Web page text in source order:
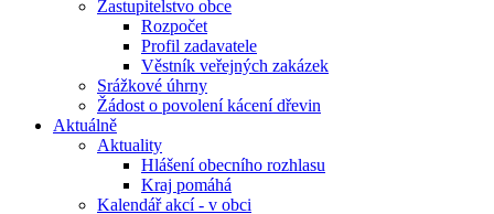
Zastupitelstvo obce
Rozpočet
Profil zadavatele
Věstník veřejných zakázek
Srážkové úhrny
Žádost o povolení kácení dřevin
Aktuálně
Aktuality
Hlášení obecního rozhlasu
Kraj pomáhá
Kalendář akcí - v obci